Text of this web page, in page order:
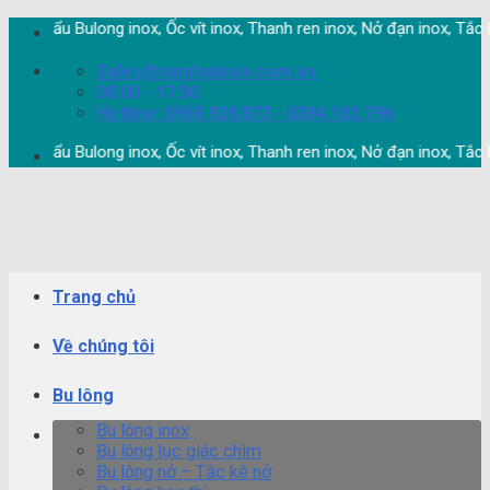
Skip
content
Bulong inox, Ốc vít inox, Thanh ren inox, Nở đạn inox, Tắc kê
Sales@namhaiinox.com.vn
08:00 - 17:00
Hotline: 0969.928.873 - 0384.182.796
Bulong inox, Ốc vít inox, Thanh ren inox, Nở đạn inox, Tắc kê
Trang chủ
Về chúng tôi
Bu lông
Bu lông inox
Bu lông lục giác chìm
Bu lông nở – Tắc kê nở